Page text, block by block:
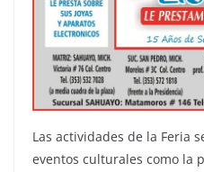
Las actividades de la Feria
eventos culturales como la